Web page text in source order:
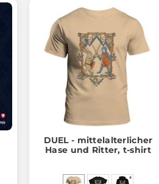
DUEL - mittelalterlicher
Hase und Ritter, t-shirt